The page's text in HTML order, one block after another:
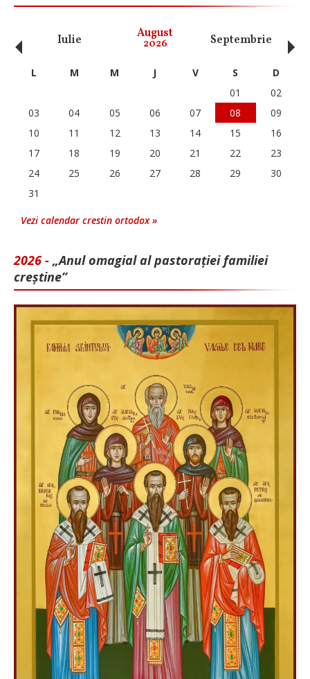
Iulie August
2026 Septembrie
‹ L M M J V S
D
01
02
03
04 05 06 07 08
09
10
11 12 13 14 15
16
17
18 19 20 21 22
23
24
25 26 27 28 29
30
31
Vezi calendar crestin ortodox »
2026 - „Anul omagial al pastorației familiei
creștine”